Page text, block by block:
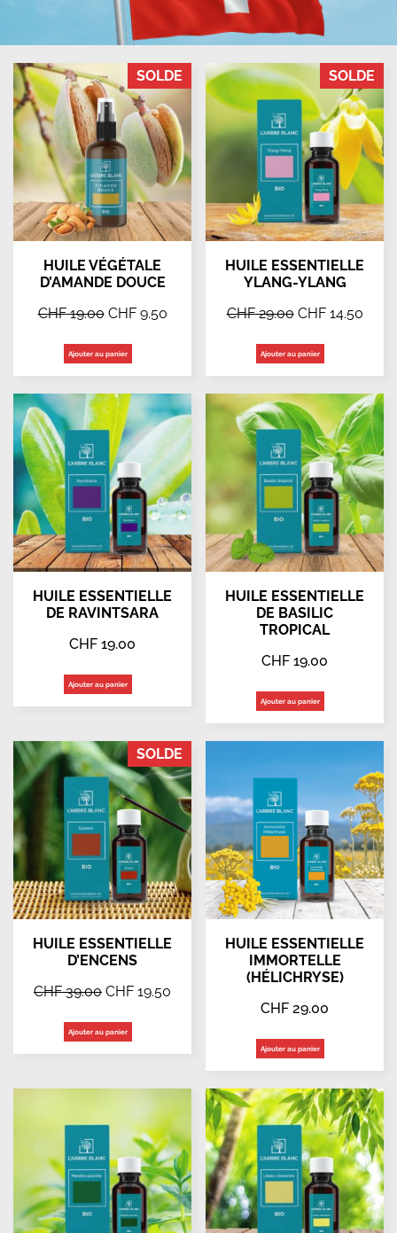
SOLDE
HUILE VÉGÉTALE
D’AMANDE DOUCE
CHF19.00 CHF9.50
Ajouter au panier
SOLDE
HUILE ESSENTIELLE
YLANG-YLANG
CHF29.00 CHF14.50
Ajouter au panier
HUILE ESSENTIELLE
DE RAVINTSARA
CHF 19.00
Ajouter au panier
HUILE ESSENTIELLE
DE BASILIC
TROPICAL
CHF 19.00
Ajouter au panier
SOLDE
HUILE ESSENTIELLE
D’ENCENS
CHF39.00 CHF 19.50
Ajouter au panier
HUILE ESSENTIELLE
IMMORTELLE
(HÉLICHRYSE)
CHF 29.00
Ajouter au panier